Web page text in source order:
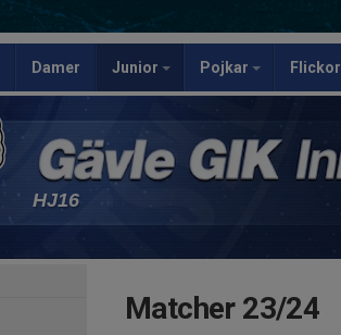
Damer Junior Pojkar Flickor
HJ16
Matcher 23/24